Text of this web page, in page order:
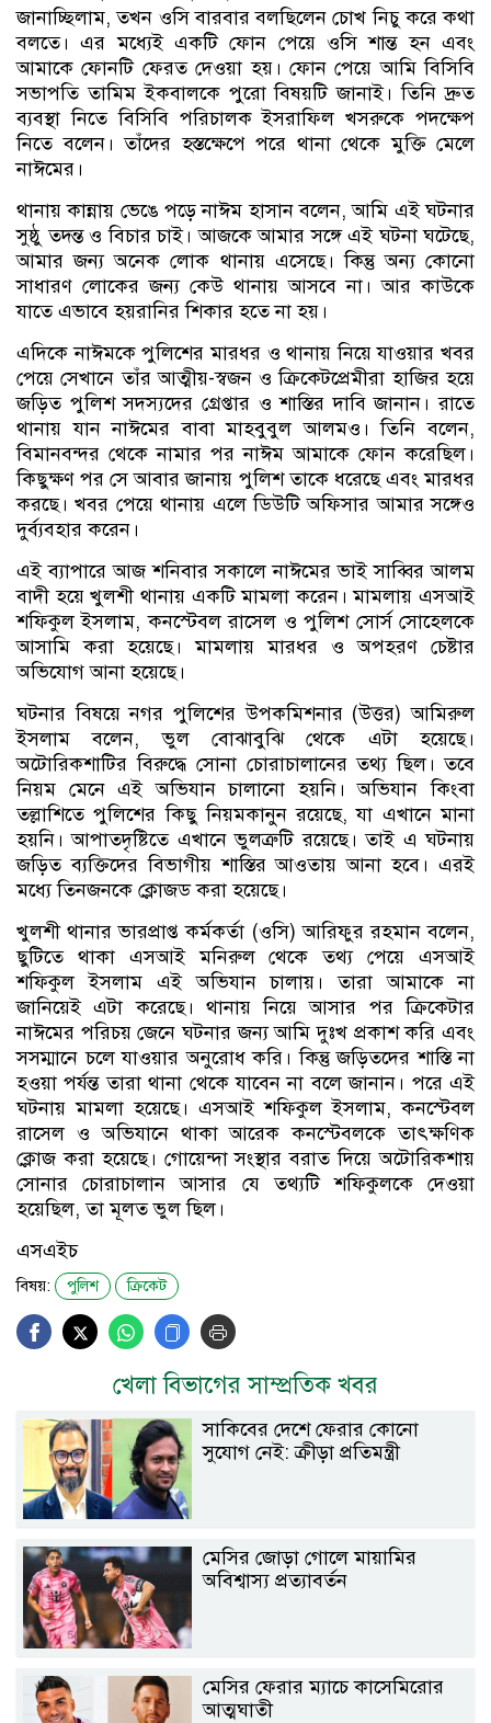
জানাচ্ছিলাম, তখন ওসি বারবার বলছিলেন চোখ নিচু করে কথা
বলতে। এর মধ্যেই একটি ফোন পেয়ে ওসি শান্ত হন এবং
আমাকে ফোনটি ফেরত দেওয়া হয়। ফোন পেয়ে আমি বিসিবি
সভাপতি তামিম ইকবালকে পুরো বিষয়টি জানাই। তিনি দ্রুত
ব্যবস্থা নিতে বিসিবি পরিচালক ইসরাফিল খসরুকে পদক্ষেপ
নিতে বলেন। তাঁদের হস্তক্ষেপে পরে থানা থেকে মুক্তি মেলে
নাঈমের।
থানায় কান্নায় ভেঙে পড়ে নাঈম হাসান বলেন, আমি এই ঘটনার
সুষ্ঠু তদন্ত ও বিচার চাই। আজকে আমার সঙ্গে এই ঘটনা ঘটেছে,
আমার জন্য অনেক লোক থানায় এসেছে। কিন্তু অন্য কোনো
সাধারণ লোকের জন্য কেউ থানায় আসবে না। আর কাউকে
যাতে এভাবে হয়রানির শিকার হতে না হয়।
এদিকে নাঈমকে পুলিশের মারধর ও থানায় নিয়ে যাওয়ার খবর
পেয়ে সেখানে তাঁর আত্মীয়-স্বজন ও ক্রিকেটপ্রেমীরা হাজির হয়ে
জড়িত পুলিশ সদস্যদের গ্রেপ্তার ও শাস্তির দাবি জানান। রাতে
থানায় যান নাঈমের বাবা মাহবুবুল আলমও। তিনি বলেন,
বিমানবন্দর থেকে নামার পর নাঈম আমাকে ফোন করেছিল।
কিছুক্ষণ পর সে আবার জানায় পুলিশ তাকে ধরেছে এবং মারধর
করছে। খবর পেয়ে থানায় এলে ডিউটি অফিসার আমার সঙ্গেও
দুর্ব্যবহার করেন।
এই ব‍্যাপারে আজ শনিবার সকালে নাঈমের ভাই সাব্বির আলম
বাদী হয়ে খুলশী থানায় একটি মামলা করেন। মামলায় এসআই
শফিকুল ইসলাম, কনস্টেবল রাসেল ও পুলিশ সোর্স সোহেলকে
আসামি করা হয়েছে। মামলায় মারধর ও অপহরণ চেষ্টার
অভিযোগ আনা হয়েছে।
ঘটনার বিষয়ে নগর পুলিশের উপকমিশনার (উত্তর) আমিরুল
ইসলাম বলেন, ভুল বোঝাবুঝি থেকে এটা হয়েছে।
অটোরিকশাটির বিরুদ্ধে সোনা চোরাচালানের তথ্য ছিল। তবে
নিয়ম মেনে এই অভিযান চালানো হয়নি। অভিযান কিংবা
তল্লাশিতে পুলিশের কিছু নিয়মকানুন রয়েছে, যা এখানে মানা
হয়নি। আপাতদৃষ্টিতে এখানে ভুলত্রুটি রয়েছে। তাই এ ঘটনায়
জড়িত ব্যক্তিদের বিভাগীয় শাস্তির আওতায় আনা হবে। এরই
মধ্যে তিনজনকে ক্লোজড করা হয়েছে।
খুলশী থানার ভারপ্রাপ্ত কর্মকর্তা (ওসি) আরিফুর রহমান বলেন,
ছুটিতে থাকা এসআই মনিরুল থেকে তথ্য পেয়ে এসআই
শফিকুল ইসলাম এই অভিযান চালায়। তারা আমাকে না
জানিয়েই এটা করেছে। থানায় নিয়ে আসার পর ক্রিকেটার
নাঈমের পরিচয় জেনে ঘটনার জন‍্য আমি দুঃখ প্রকাশ করি এবং
সসম্মানে চলে যাওয়ার অনুরোধ করি। কিন্তু জড়িতদের শাস্তি না
হওয়া পর্যন্ত তারা থানা থেকে যাবেন না বলে জানান। পরে এই
ঘটনায় মামলা হয়েছে। এসআই শফিকুল ইসলাম, কনস্টেবল
রাসেল ও অভিযানে থাকা আরেক কনস্টেবলকে তাৎক্ষণিক
ক্লোজ করা হয়েছে। গোয়েন্দা সংস্থার বরাত দিয়ে অটোরিকশায়
সোনার চোরাচালান আসার যে তথ্যটি শফিকুলকে দেওয়া
হয়েছিল, তা মূলত ভুল ছিল।
এসএইচ
বিষয়: পুলিশ ক্রিকেট
খেলা বিভাগের সাম্প্রতিক খবর
সাকিবের দেশে ফেরার কোনো
সুযোগ নেই: ক্রীড়া প্রতিমন্ত্রী
মেসির জোড়া গোলে মায়ামির
অবিশ্বাস্য প্রত্যাবর্তন
মেসির ফেরার ম্যাচে কাসেমিরোর
আত্মঘাতী